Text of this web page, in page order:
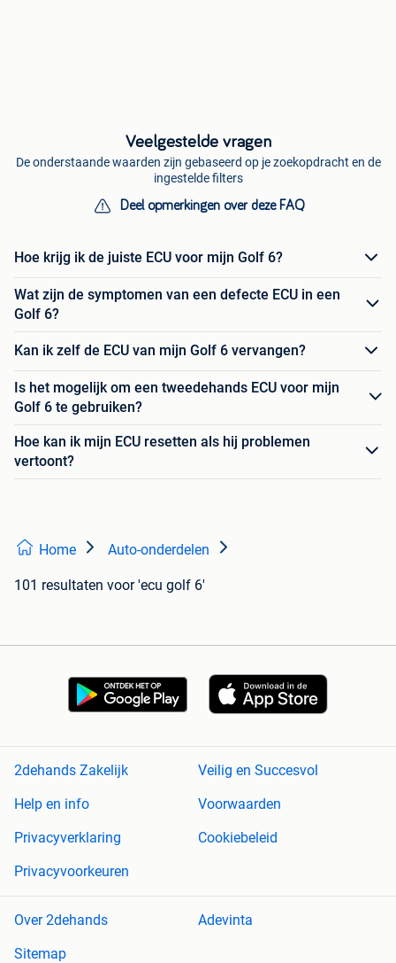
Veelgestelde vragen
De onderstaande waarden zijn gebaseerd op je zoekopdracht en de
ingestelde filters
Deel opmerkingen over deze FAQ
Hoe krijg ik de juiste ECU voor mijn Golf 6?
Wat zijn de symptomen van een defecte ECU in een
Golf 6?
Kan ik zelf de ECU van mijn Golf 6 vervangen?
Is het mogelijk om een tweedehands ECU voor mijn
Golf 6 te gebruiken?
Hoe kan ik mijn ECU resetten als hij problemen
vertoont?
Home Auto-onderdelen
101 resultaten voor 'ecu golf 6'
2dehands Zakelijk
Veilig en Succesvol
Help en info
Voorwaarden
Privacyverklaring
Cookiebeleid
Privacyvoorkeuren
Over 2dehands
Adevinta
Sitemap